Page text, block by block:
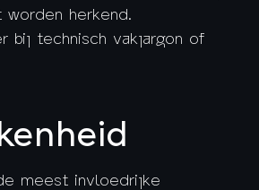
herkend.
bij technisch vakjargon of
meest invloedrijke